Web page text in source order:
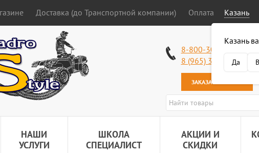
Доставка (до Транспортной компании) Оплата Казань
Казань
Да
8-800-301-50-58
8 (965) 318-34-38
ЗАКАЗАТЬ ЗВОНОК
НАШИ
УСЛУГИ
ШКОЛА
СПЕЦИАЛИСТ
АКЦИИ И
СКИДКИ